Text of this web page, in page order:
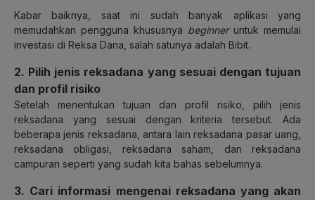
Kabar baiknya, saat ini sudah banyak aplikasi yang
memudahkan pengguna khususnya beginneruntuk memulai
investasi di Reksa Dana, salah satunya adalah Bibit.
2. Pilih jenis reksadana yang sesuai dengan tujuan
dan profil risiko
Setelah menentukan tujuan dan profil risiko, pilih jenis
reksadana yang sesuai dengan kriteria tersebut. Ada
beberapa jenis reksadana, antara lain reksadana pasar uang,
reksadana obligasi, reksadana saham, dan reksadana
campuran seperti yang sudah kita bahas sebelumnya.
3. Cari informasi mengenai reksadana yang akan